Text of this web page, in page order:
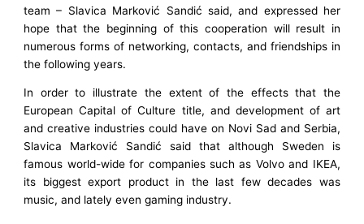
team – Slavica Marković Sandić said, and expressed her
hope that the beginning of this cooperation will result in
numerous forms of networking, contacts, and friendships in
the following years.
In order to illustrate the extent of the effects that the
European Capital of Culture title, and development of art
and creative industries could have on Novi Sad and Serbia,
Slavica Marković Sandić said that although Sweden is
famous world-wide for companies such as Volvo and IKEA,
its biggest export product in the last few decades was
music, and lately even gaming industry.